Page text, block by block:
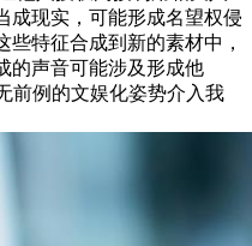
成现实，可能形成名望权侵
特征合成到新的素材中，
的声音可能涉及形成他
前例的文娱化姿势介入我